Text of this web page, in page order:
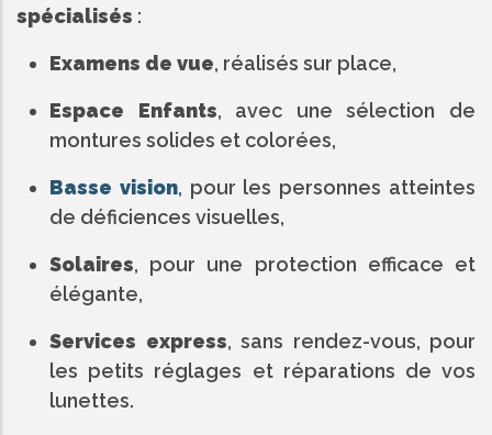
spécialisés :
Examens de vue, réalisés sur place,
Espace Enfants, avec une sélection de
montures solides et colorées,
Basse vision, pour les personnes atteintes
de déficiences visuelles,
Solaires, pour une protection efficace et
élégante,
Services express, sans rendez-vous, pour
les petits réglages et réparations de vos
lunettes.